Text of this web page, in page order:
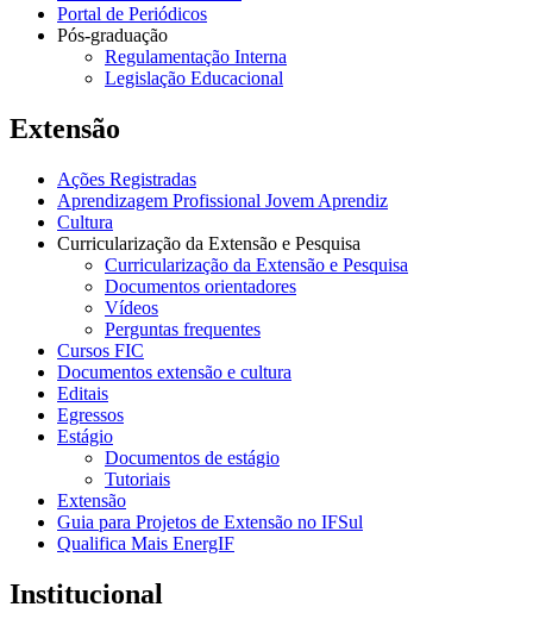
Portal de Periódicos
Pós-graduação
Regulamentação Interna
Legislação Educacional
Extensão
Ações Registradas
Aprendizagem Profissional Jovem Aprendiz
Cultura
Curricularização da Extensão e Pesquisa
Curricularização da Extensão e Pesquisa
Documentos orientadores
Vídeos
Perguntas frequentes
Cursos FIC
Documentos extensão e cultura
Editais
Egressos
Estágio
Documentos de estágio
Tutoriais
Extensão
Guia para Projetos de Extensão no IFSul
Qualifica Mais EnergIF
Institucional